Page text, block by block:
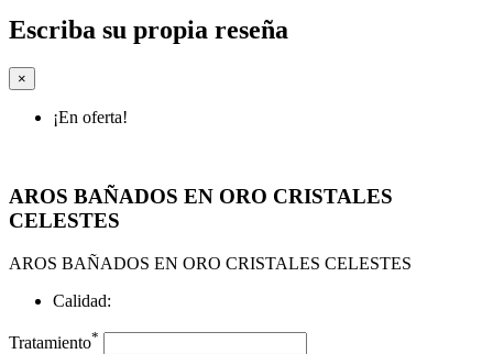
Escriba su propia reseña
×
¡En oferta!
AROS BAÑADOS EN ORO CRISTALES
CELESTES
AROS BAÑADOS EN ORO CRISTALES CELESTES
Calidad:
Tratamiento*